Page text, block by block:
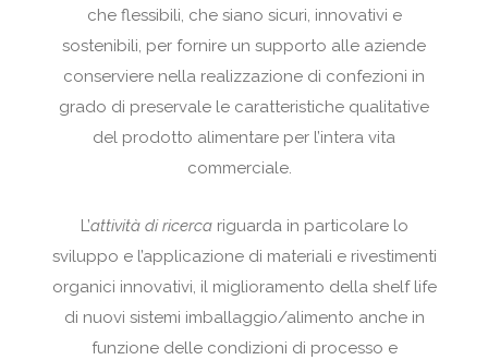
che flessibili, che siano sicuri, innovativi e
sostenibili, per fornire un supporto alle aziende
conserviere nella realizzazione di confezioni in
grado di preservale le caratteristiche qualitative
del prodotto alimentare per l’intera vita
commerciale.
L’attività di ricercariguarda in particolare lo
sviluppo e l’applicazione di materiali e rivestimenti
organici innovativi, il miglioramento della shelf life
di nuovi sistemi imballaggio/alimento anche in
funzione delle condizioni di processo e